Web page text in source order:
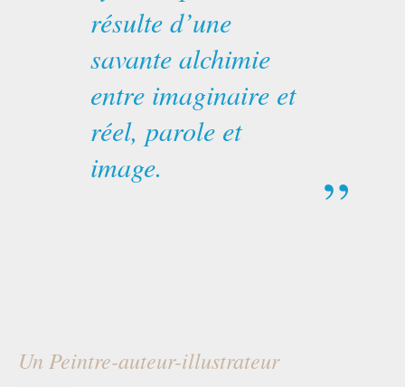
résulte d’une
savante alchimie
entre imaginaire et
réel, parole et
image.
Un Peintre-auteur-illustrateur